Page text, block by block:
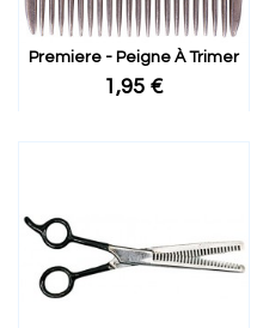
Premiere - Peigne À Trimer
1,95 €